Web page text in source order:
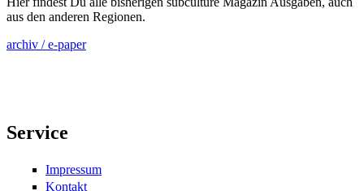
aus den anderen Regionen.
archiv / e-paper
Service
Impressum
Kontakt